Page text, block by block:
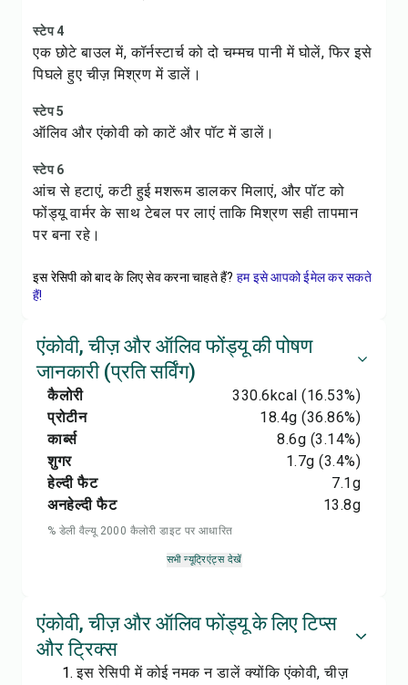
स्टेप 4
एक छोटे बाउल में, कॉर्नस्टार्च को दो चम्मच पानी में घोलें, फिर इसे
पिघले हुए चीज़ मिश्रण में डालें।
स्टेप 5
ऑलिव और एंकोवी को काटें और पॉट में डालें।
स्टेप 6
आंच से हटाएं, कटी हुई मशरूम डालकर मिलाएं, और पॉट को
फोंड्यू वार्मर के साथ टेबल पर लाएं ताकि मिश्रण सही तापमान
पर बना रहे।
इस रेसिपी को बाद के लिए सेव करना चाहते हैं? हम इसे आपको ईमेल कर सकते
हैं!
एंकोवी, चीज़ और ऑलिव फोंड्यू की पोषण
जानकारी (प्रति सर्विंग)
कैलोरी 330.6kcal (16.53%)
प्रोटीन
18.4g (36.86%)
कार्ब्स
8.6g (3.14%)
शुगर
1.7g (3.4%)
हेल्दी फैट
7.1g
अनहेल्दी फैट
13.8g
% डेली वैल्यू 2000 कैलोरी डाइट पर आधारित
सभी न्यूट्रिएंट्स देखें
एंकोवी, चीज़ और ऑलिव फोंड्यू के लिए टिप्स
और ट्रिक्स
इस रेसिपी में कोई नमक न डालें क्योंकि एंकोवी, चीज़